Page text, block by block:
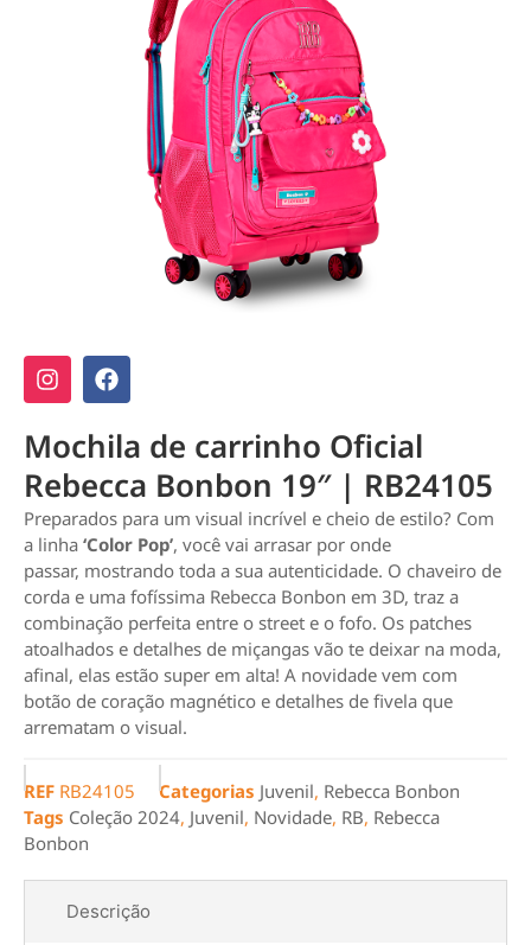
Mochila de carrinho Oficial
Rebecca Bonbon 19″ | RB24105
Preparados para um visual incrível e cheio de estilo? Com
a linha ‘Color Pop’, você vai arrasar por onde
passar, mostrando toda a sua autenticidade. O chaveiro de
corda e uma fofíssima Rebecca Bonbon em 3D, traz a
combinação perfeita entre o street e o fofo. Os patches
atoalhados e detalhes de miçangas vão te deixar na moda,
afinal, elas estão super em alta! A novidade vem com
botão de coração magnético e detalhes de fivela que
arrematam o visual.
REF RB24105 Categorias Juvenil, Rebecca Bonbon
Tags Coleção 2024, Juvenil, Novidade, RB, Rebecca
Bonbon
Descrição